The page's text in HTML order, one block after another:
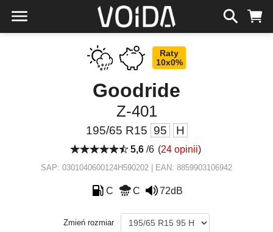
Raty
10x0%
Goodride
Z-401
195/65 R15 95 H
5,6/6 (24 opinii)
SAP: 0301040600124H590202 | EAN: 8859903106942
C C 72dB
Zmień rozmiar